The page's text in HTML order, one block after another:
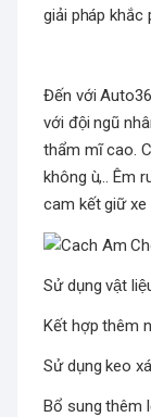
giải pháp khắc
Đến với
với đội ngũ
thẩm mĩ cao.
không ù,.. Êm
cam kết giữ xe
Sử dụng vật
Kết hợp thêm
Sử dụng keo
Bổ sung thêm